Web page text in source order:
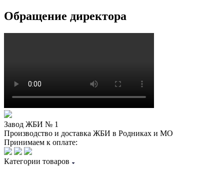
Обращение директора
Завод ЖБИ № 1
Производство и доставка ЖБИ в Родниках и МО
Принимаем к оплате:
Категории товаров